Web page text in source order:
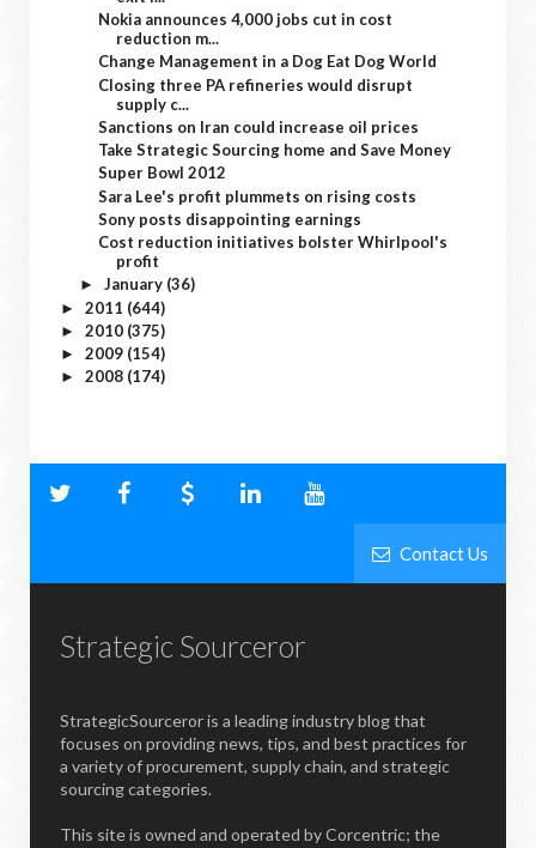
Nokia announces 4,000 jobs cut in cost
reduction m...
Change Management in a Dog Eat Dog World
Closing three PA refineries would disrupt
supply c...
Sanctions on Iran could increase oil prices
Take Strategic Sourcing home and Save Money
Super Bowl 2012
Sara Lee's profit plummets on rising costs
Sony posts disappointing earnings
Cost reduction initiatives bolster Whirlpool's
profit
► January (36)
► 2011 (644)
► 2010 (375)
► 2009 (154)
► 2008 (174)
Contact Us
Strategic Sourceror
StrategicSourceror is a leading industry blog that
focuses on providing news, tips, and best practices for
a variety of procurement, supply chain, and strategic
sourcing categories.
This site is owned and operated by Corcentric; the